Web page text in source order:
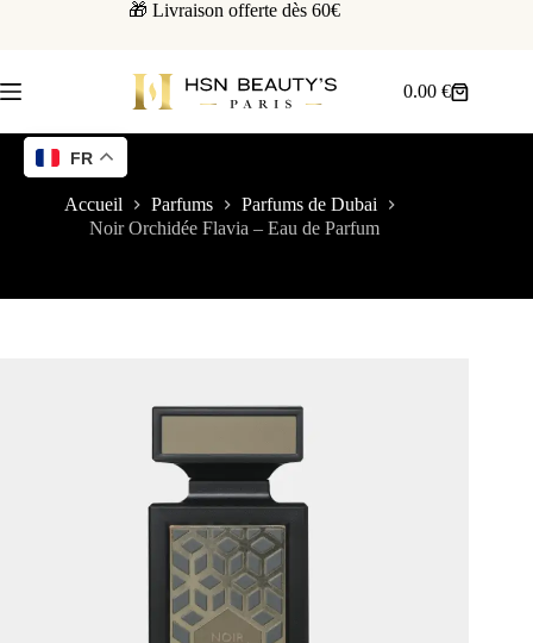
🎁 Livraison offerte dès 60€
0.00€
Accueil Parfums
Parfums de Dubai
Noir Orchidée Flavia – Eau de Parfum
FR